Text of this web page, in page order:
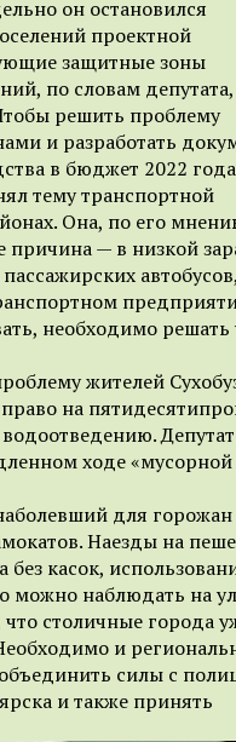
он остановился
проектной
защитные зоны
по словам депутата,
решить проблему
и разработать
в бюджет 2022
тему транспортной
Она, по его
причина — в низкой
необходимо решать
жителей
на
ходе «мусорной
для
Наезды на
касок,
можно наблюдать на
столичные города
и
силы с
и также принять